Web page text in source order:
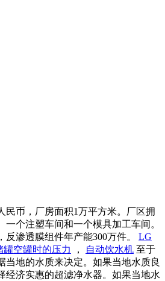
民币，厂房面积1万平方米。厂区拥
一个注塑车间和一个模具加工车间。
反渗透膜组件年产能300万件。 LG
罐空罐时的压力 ， 自动饮水机 至于
当地的水质来决定。如果当地水质良
经济实惠的超滤净水器。如果当地水